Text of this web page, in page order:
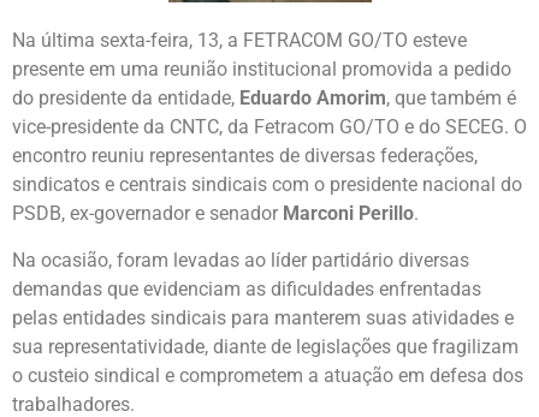
Na última sexta-feira, 13, a FETRACOM GO/TO esteve
presente em uma reunião institucional promovida a pedido
do presidente da entidade, Eduardo Amorim, que também é
vice-presidente da CNTC, da Fetracom GO/TO e do SECEG. O
encontro reuniu representantes de diversas federações,
sindicatos e centrais sindicais com o presidente nacional do
PSDB, ex-governador e senador Marconi Perillo.
Na ocasião, foram levadas ao líder partidário diversas
demandas que evidenciam as dificuldades enfrentadas
pelas entidades sindicais para manterem suas atividades e
sua representatividade, diante de legislações que fragilizam
o custeio sindical e comprometem a atuação em defesa dos
trabalhadores.